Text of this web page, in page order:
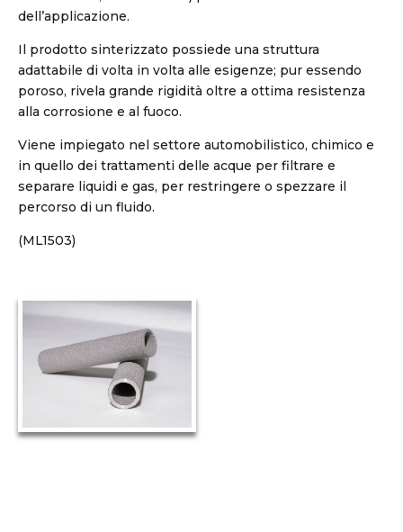
dell’applicazione.
Il prodotto sinterizzato possiede una struttura
adattabile di volta in volta alle esigenze; pur essendo
poroso, rivela grande rigidità oltre a ottima resistenza
alla corrosione e al fuoco.
Viene impiegato nel settore automobilistico, chimico e
in quello dei trattamenti delle acque per filtrare e
separare liquidi e gas, per restringere o spezzare il
percorso di un fluido.
(ML1503)